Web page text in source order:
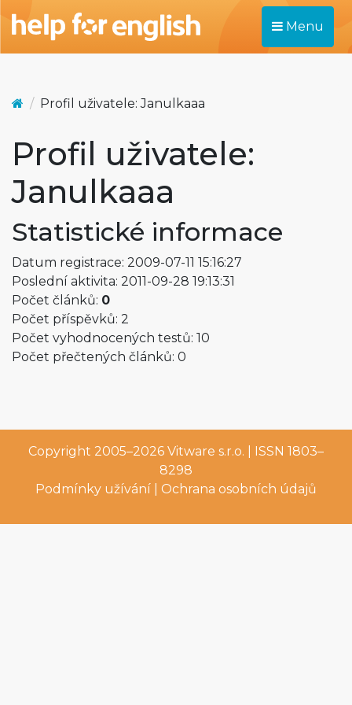
Menu
Profil uživatele: Janulkaaa
Profil uživatele:
Janulkaaa
Statistické informace
Datum registrace: 2009-07-11 15:16:27
Poslední aktivita: 2011-09-28 19:13:31
Počet článků: 0
Počet příspěvků: 2
Počet vyhodnocených testů: 10
Počet přečtených článků: 0
Copyright 2005–2026 Vitware s.r.o. | ISSN 1803–
8298
Podmínky užívání
Ochrana osobních údajů